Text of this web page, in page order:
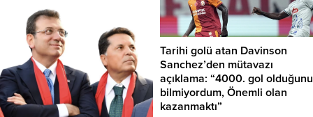
Tarihi golü atan Davinson
Sanchez’den mütavazı
açıklama: “4000. gol olduğunu
bilmiyordum, Önemli olan
kazanmaktı”